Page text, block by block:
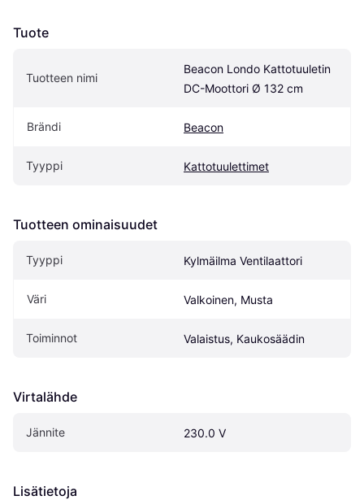
Tuote
Tuotteen nimi
Beacon Londo Kattotuuletin
DC-Moottori Ø 132 cm
Brändi Beacon
Tyyppi Kattotuulettimet
Tuotteen ominaisuudet
Tyyppi Kylmäilma Ventilaattori
Väri Valkoinen, Musta
Toiminnot Valaistus, Kaukosäädin
Virtalähde
Jännite 230.0 V
Lisätietoja